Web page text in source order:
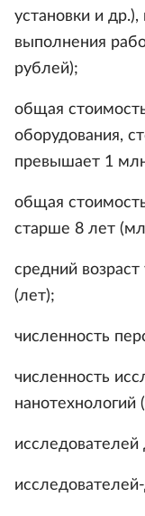
установки и
выполнения
рублей);
общая
оборудования,
превышает 1
общая
старше 8 лет
средний
(лет);
численность
численность
нанотехнологий
исследователей